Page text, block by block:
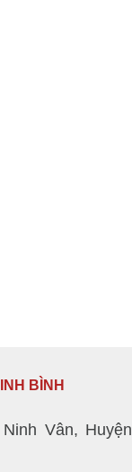
BÌNH
Vân, Huyện